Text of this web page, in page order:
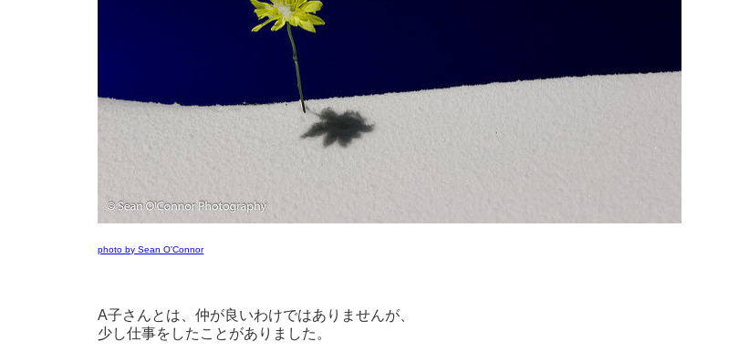
photo by Sean O'Connor
A子さんとは、仲が良いわけではありませんが、
少し仕事をしたことがありました。